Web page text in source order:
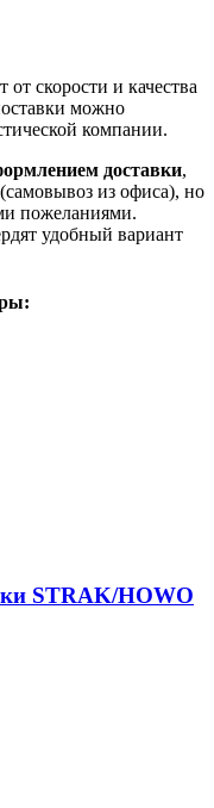
от скорости и качества
можно
компании.
доставки,
из офиса), но
пожеланиями.
удобный вариант
STRAK/HOWO